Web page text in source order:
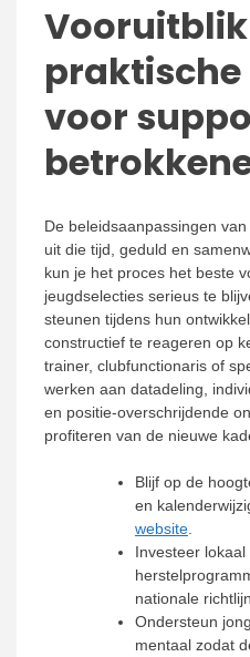
voor
De beleidsaanpassingen
uit die tijd, geduld en
kun je het proces het beste
jeugdselecties serieus te
steunen tijdens hun
constructief te reageren op
trainer, clubfunctionaris of
werken aan datadeling,
en positie-overschrijdende
profiteren van de nieuwe
Blijf op de
en
website
Investeer
nationale
Ondersteun
mentaal zodat